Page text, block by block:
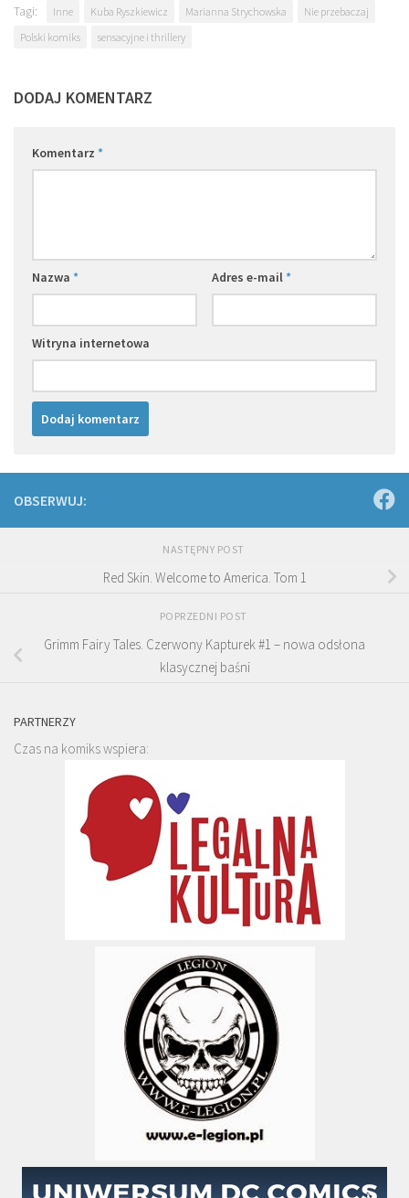
Tagi: Inne Kuba Ryszkiewicz Marianna Strychowska
Nie przebaczaj
Polski komiks
sensacyjne i thrillery
DODAJ KOMENTARZ
Komentarz *
Nazwa * Adres e-mail*
Witryna internetowa
OBSERWUJ:
NASTĘPNY POST
Red Skin. Welcome to America. Tom 1
POPRZEDNI POST
Grimm Fairy Tales. Czerwony Kapturek #1 – nowa odsłona
klasycznej baśni
PARTNERZY
Czas na komiks wspiera: